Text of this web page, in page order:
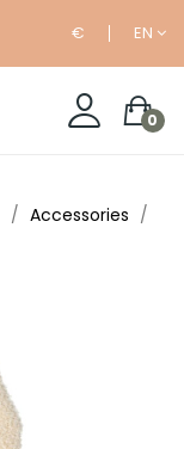
€ EN
0
Accessories